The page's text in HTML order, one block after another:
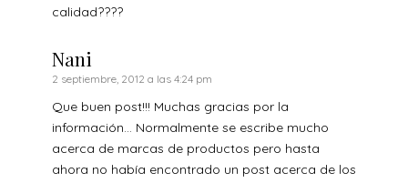
calidad????
Nani
2 septiembre, 2012 a las 4:24 pm
Que buen post!!! Muchas gracias por la
información… Normalmente se escribe mucho
acerca de marcas de productos pero hasta
ahora no había encontrado un post acerca de los